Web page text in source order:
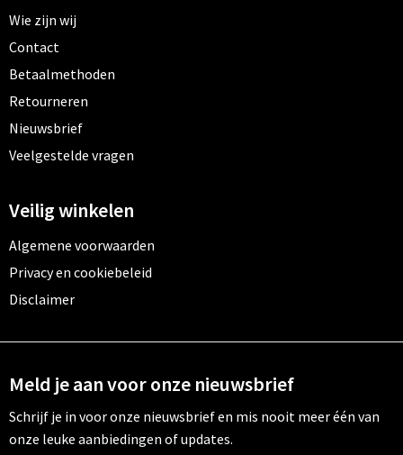
Wie zijn wij
Contact
Betaalmethoden
Retourneren
Nieuwsbrief
Veelgestelde vragen
Veilig winkelen
Algemene voorwaarden
Privacy en cookiebeleid
Disclaimer
Meld je aan voor onze nieuwsbrief
Schrijf je in voor onze nieuwsbrief en mis nooit meer één van
onze leuke aanbiedingen of updates.